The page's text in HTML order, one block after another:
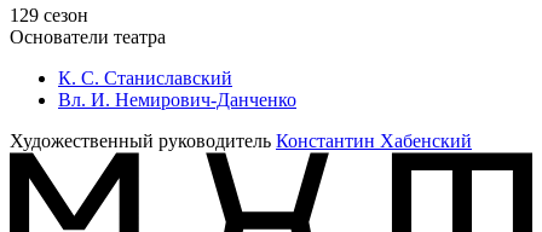
129 сезон
Основатели театра
К. С. Станиславский
Вл. И. Немирович-Данченко
Художественный руководитель Константин Хабенский